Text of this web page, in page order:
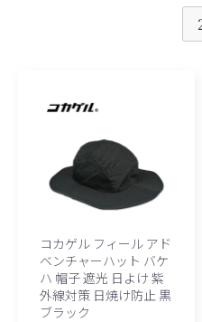
コカゲル フィール アド
ベンチャーハット バケ
ハ 帽子 遮光 日よけ 紫
外線対策 日焼け防止 黒
ブラック